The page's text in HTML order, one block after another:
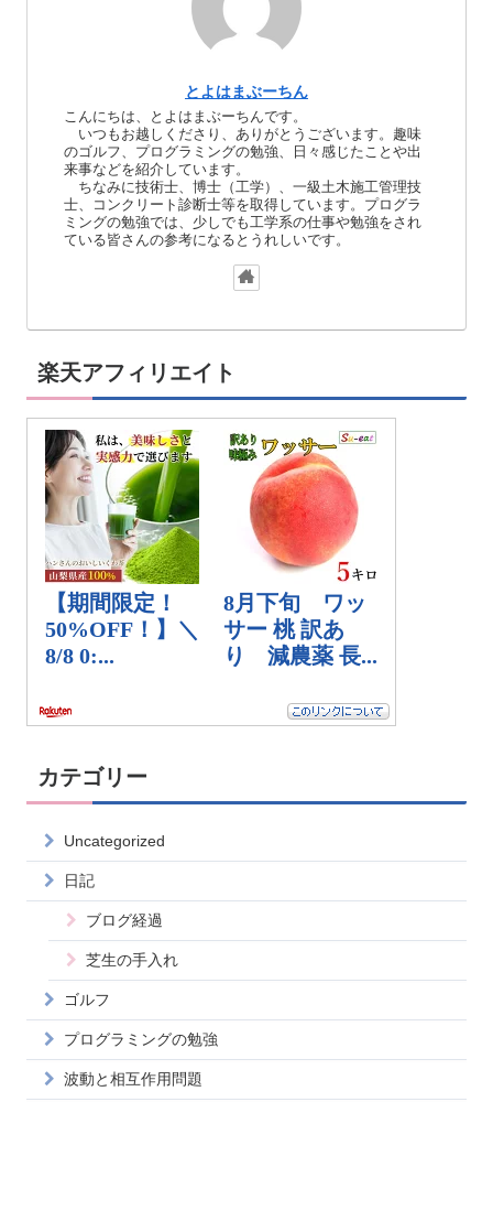
とよはまぶーちん
こんにちは、とよはまぶーちんです。
いつもお越しくださり、ありがとうございます。趣味
のゴルフ、プログラミングの勉強、日々感じたことや出
来事などを紹介しています。
ちなみに技術士、博士（工学）、一級土木施工管理技
士、コンクリート診断士等を取得しています。プログラ
ミングの勉強では、少しでも工学系の仕事や勉強をされ
ている皆さんの参考になるとうれしいです。
楽天アフィリエイト
カテゴリー
Uncategorized
日記
ブログ経過
芝生の手入れ
ゴルフ
プログラミングの勉強
波動と相互作用問題